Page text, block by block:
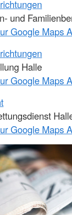
und
Google Maps
Halle
Google Maps
Google Maps